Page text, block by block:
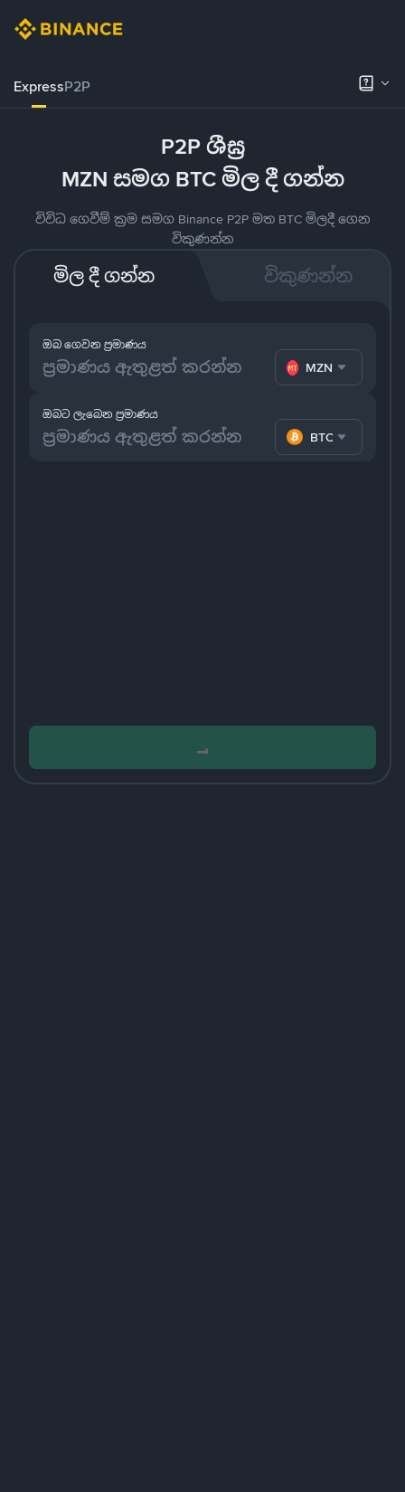
ExpressP2P
P2P ශීඝ්‍ර
MZN සමග BTC මිල දී ගන්න
විවිධ ගෙවීම් ක්‍රම සමග Binance P2P මත BTC මිලදී ගෙන
විකුණන්න
මිල දී ගන්න විකුණන්න
ඔබ ගෙවන ප්‍රමාණය
MZN
ඔබට ලැබෙන ප්‍රමාණය
BTC